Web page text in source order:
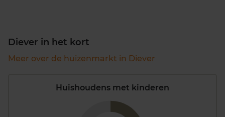
Diever in het kort
Meer over de huizenmarkt in Diever
Huishoudens met kinderen